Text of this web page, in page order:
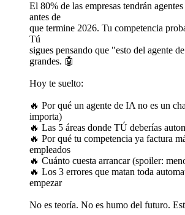
El 80% de las empresas tendrán
antes de
que termine 2026. Tu competencia
Tú
sigues pensando que "esto del agente
grandes. 🤖
Hoy te suelto:
🔥 Por qué un agente de IA no es un
importa)
🔥 Las 5 áreas donde TÚ deberías
🔥 Por qué tu competencia ya factura
empleados
🔥 Cuánto cuesta arrancar (spoiler:
🔥 Los 3 errores que matan toda
empezar
No es teoría. No es humo del futuro.